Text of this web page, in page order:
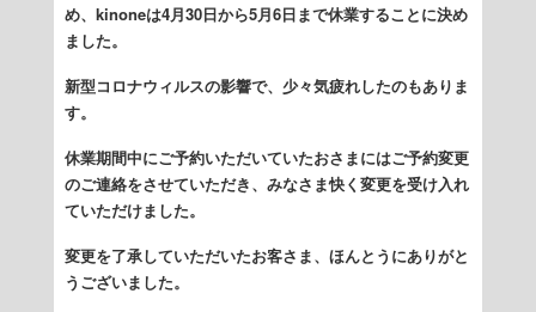
め、kinoneは4月30日から5月6日まで休業することに決め
ました。
新型コロナウィルスの影響で、少々気疲れしたのもありま
す。
休業期間中にご予約いただいていたおさまにはご予約変更
のご連絡をさせていただき、みなさま快く変更を受け入れ
ていただけました。
変更を了承していただいたお客さま、ほんとうにありがと
うございました。